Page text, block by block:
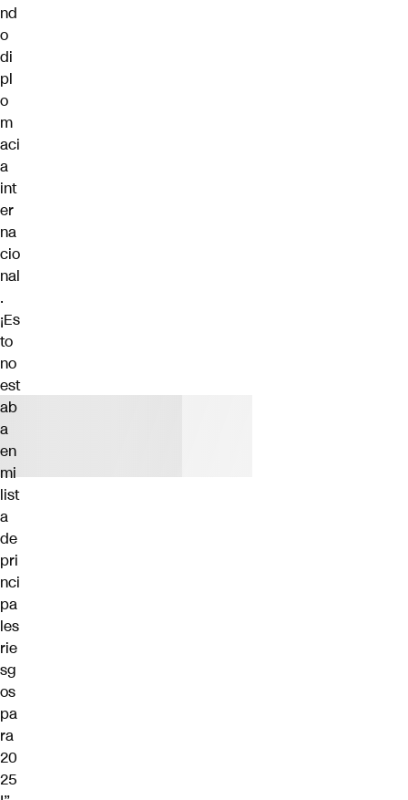
nd
o
di
pl
o
m
aci
a
int
er
na
cio
nal
.
¡Es
to
no
est
ab
a
en
mi
list
a
de
pri
nci
pa
les
rie
sg
os
pa
ra
20
25